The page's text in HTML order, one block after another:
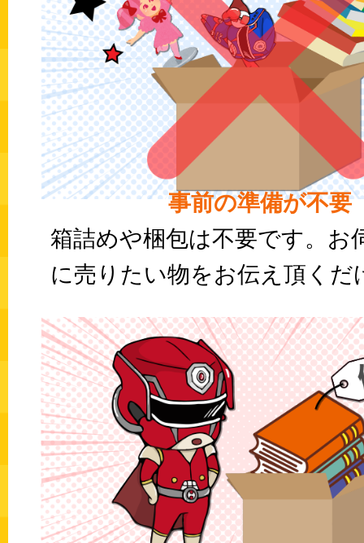
事前の準備が不要
箱詰めや梱包は不要です。お
に売りたい物をお伝え頂くだ